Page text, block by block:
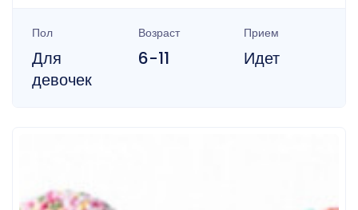
Пол
Для
девочек
Возраст
6-11
Прием
Идет